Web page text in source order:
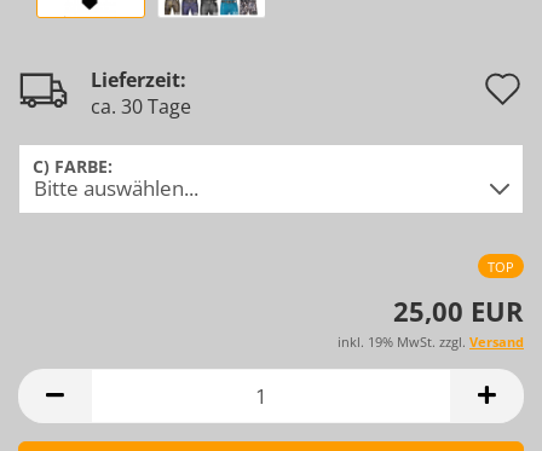
Lieferzeit:
ca. 30 Tage
C) FARBE:
TOP
25,00 EUR
inkl. 19% MwSt. zzgl. Versand